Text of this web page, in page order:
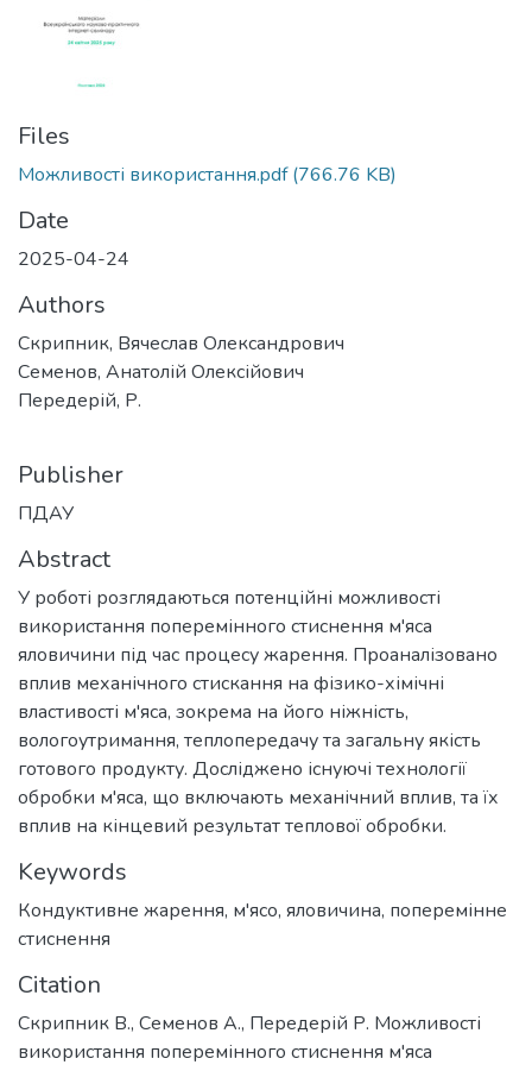
Files
Можливості використання.pdf(766.76 KB)
Date
2025-04-24
Authors
Скрипник, Вячеслав Олександрович
Семенов, Анатолій Олексійович
Передерій, Р.
Publisher
ПДАУ
Abstract
У роботі розглядаються потенційні можливості
використання поперемінного стиснення м'яса
яловичини під час процесу жарення. Проаналізовано
вплив механічного стискання на фізико-хімічні
властивості м'яса, зокрема на його ніжність,
вологоутримання, теплопередачу та загальну якість
готового продукту. Досліджено існуючі технології
обробки м'яса, що включають механічний вплив, та їх
вплив на кінцевий результат теплової обробки.
Keywords
Кондуктивне жарення, м'ясо, яловичина, поперемінне
стиснення
Citation
Скрипник В., Семенов А., Передерій Р. Можливості
використання поперемінного стиснення м'яса